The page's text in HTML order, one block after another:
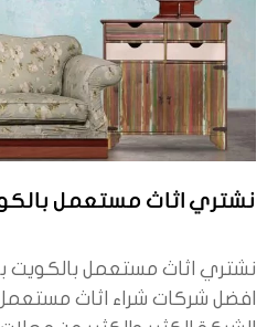
نشتري اثاث مستعمل
نشتري اثاث مستعمل بالكويت
افضل شركات شراء اثاث